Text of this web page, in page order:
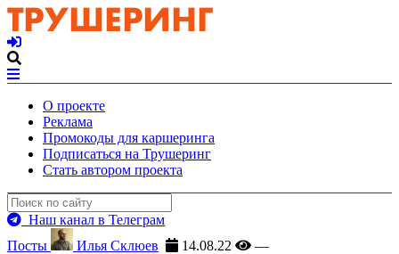
О проекте
Реклама
Промокоды для каршеринга
Подписаться на Трушеринг
Стать автором проекта
Наш канал в Телеграм
Посты
Илья Склюев 14.08.22 —